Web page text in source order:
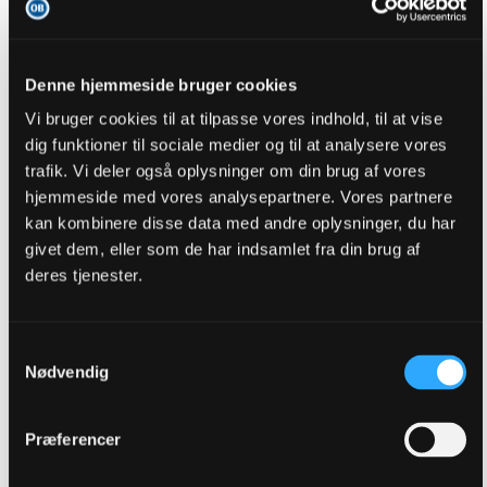
Denne hjemmeside bruger cookies
Vi bruger cookies til at tilpasse vores indhold, til at vise
dig funktioner til sociale medier og til at analysere vores
trafik. Vi deler også oplysninger om din brug af vores
hjemmeside med vores analysepartnere. Vores partnere
kan kombinere disse data med andre oplysninger, du har
givet dem, eller som de har indsamlet fra din brug af
deres tjenester.
Nødvendig
Præferencer
Kamptråd OB - Sønderjyske 03/08/2026
Ja enig. Men det er da helt sikkert i deres tanker dernede. Det er
måske ikke helt umuligt at forlænge med dem så de tager et år mere.
Vi må se
...
GO TO POST
Likes 1
fmprOBreplied toKamptråd OB - Sønderjyske 03/08/2026
inOdense Boldklub
Ellers...
Kamptråd OB - Sønderjyske 03/08/2026